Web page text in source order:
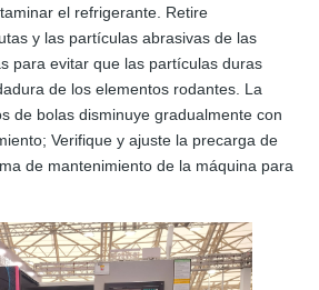
el refrigerante. Retire
y las partículas abrasivas de las
para evitar que las partículas duras
de los elementos rodantes. La
de bolas disminuye gradualmente con
Verifique y ajuste la precarga de
de mantenimiento de la máquina para